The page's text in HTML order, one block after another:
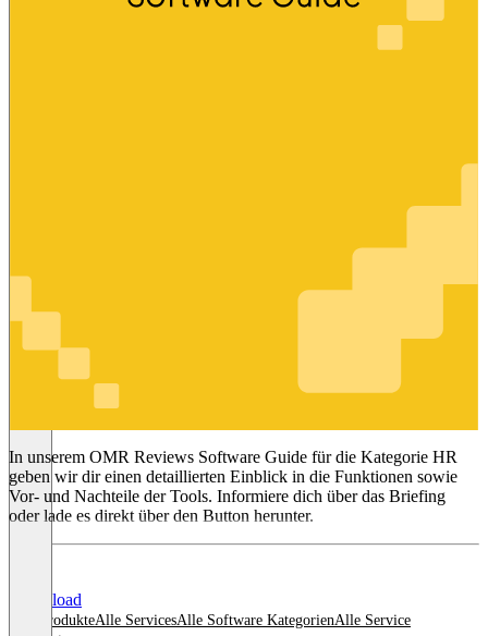
HR
In unserem OMR Reviews Software Guide für die Kategorie HR
geben wir dir einen detaillierten Einblick in die Funktionen sowie
Vor- und Nachteile der Tools. Informiere dich über das Briefing
oder lade es direkt über den Button herunter.
Download
Alle ProdukteAlle ServicesAlle Software KategorienAlle Service